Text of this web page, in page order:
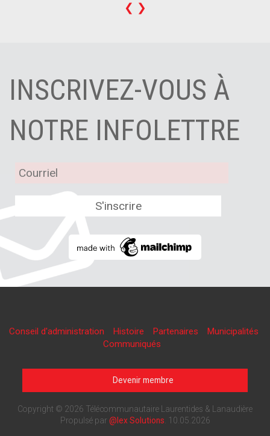
❮ ❯
INSCRIVEZ-VOUS À
NOTRE INFOLETTRE
Conseil d'administration Histoire Partenaires
Municipalités
Communiqués
Devenir membre
Copyright © 2026 Télécommunautaire Laurentides & Lanaudière
Propulsé par @lex Solutions 10.05.2026